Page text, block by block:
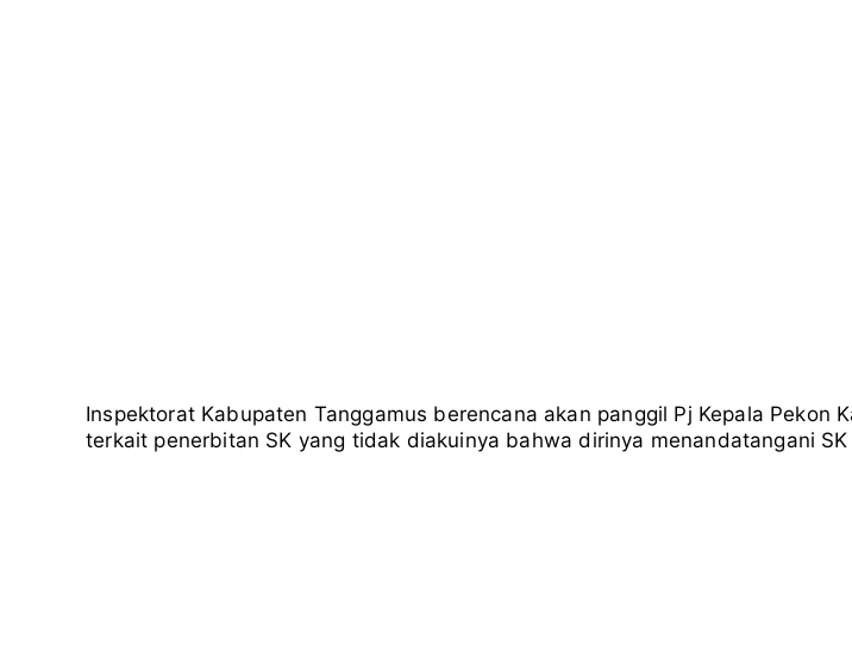
Inspektorat Kabupaten Tanggamus berencana akan panggil Pj Kepala Pekon
terkait penerbitan SK yang tidak diakuinya bahwa dirinya menandatangani